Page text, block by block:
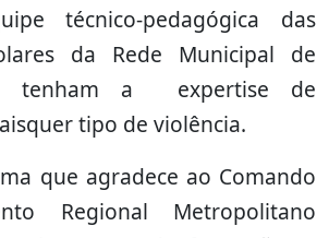
técnico-pedagógica das
da Rede Municipal de
tenham a expertise de
tipo de violência.
que agradece ao Comando
Regional Metropolitano